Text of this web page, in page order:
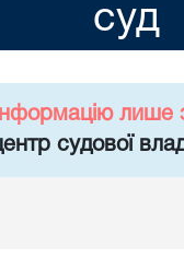
суд
лише
судової